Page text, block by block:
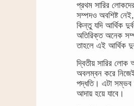
প্রথম সারির
সম্পদও অবশিষ্ট
কিন্তু যদি আর্থিক
অতিরিক্ত অনেক
তাহলে এই আর্থিক
দ্বিতীয় সারির লোক
অবলম্বন করে নিজেই
পদ্ধতি। এটা সম্ভব
আদায় হয়ে যাবে।